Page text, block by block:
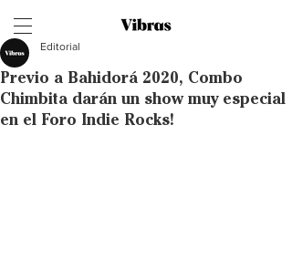
Previo a Bahidorá 2020, Combo
Chimbita darán un show muy especial
en el Foro Indie Rocks!
Editorial